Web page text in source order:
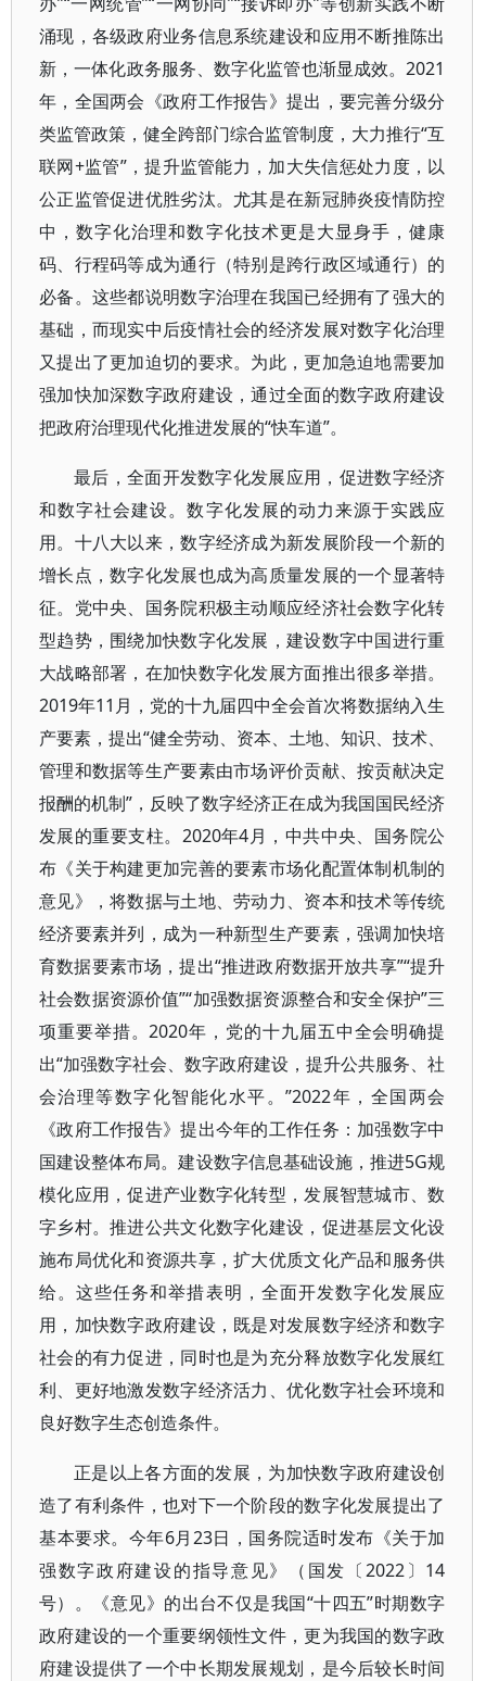
涌现，各级政府业务信息系统建设和应用不断推陈出
新，一体化政务服务、数字化监管也渐显成效。2021
年，全国两会《政府工作报告》提出，要完善分级分
类监管政策，健全跨部门综合监管制度，大力推行“互
联网+监管”，提升监管能力，加大失信惩处力度，以
公正监管促进优胜劣汰。尤其是在新冠肺炎疫情防控
中，数字化治理和数字化技术更是大显身手，健康
码、行程码等成为通行（特别是跨行政区域通行）的
必备。这些都说明数字治理在我国已经拥有了强大的
基础，而现实中后疫情社会的经济发展对数字化治理
又提出了更加迫切的要求。为此，更加急迫地需要加
强加快加深数字政府建设，通过全面的数字政府建设
把政府治理现代化推进发展的“快车道”。
最后，全面开发数字化发展应用，促进数字经济
和数字社会建设。数字化发展的动力来源于实践应
用。十八大以来，数字经济成为新发展阶段一个新的
增长点，数字化发展也成为高质量发展的一个显著特
征。党中央、国务院积极主动顺应经济社会数字化转
型趋势，围绕加快数字化发展，建设数字中国进行重
大战略部署，在加快数字化发展方面推出很多举措。
2019年11月，党的十九届四中全会首次将数据纳入生
产要素，提出“健全劳动、资本、土地、知识、技术、
管理和数据等生产要素由市场评价贡献、按贡献决定
报酬的机制”，反映了数字经济正在成为我国国民经济
发展的重要支柱。2020年4月，中共中央、国务院公
布《关于构建更加完善的要素市场化配置体制机制的
意见》，将数据与土地、劳动力、资本和技术等传统
经济要素并列，成为一种新型生产要素，强调加快培
育数据要素市场，提出“推进政府数据开放共享”“提升
社会数据资源价值”“加强数据资源整合和安全保护”三
项重要举措。2020年，党的十九届五中全会明确提
出“加强数字社会、数字政府建设，提升公共服务、社
会治理等数字化智能化水平。”2022年，全国两会
《政府工作报告》提出今年的工作任务：加强数字中
国建设整体布局。建设数字信息基础设施，推进5G规
模化应用，促进产业数字化转型，发展智慧城市、数
字乡村。推进公共文化数字化建设，促进基层文化设
施布局优化和资源共享，扩大优质文化产品和服务供
给。这些任务和举措表明，全面开发数字化发展应
用，加快数字政府建设，既是对发展数字经济和数字
社会的有力促进，同时也是为充分释放数字化发展红
利、更好地激发数字经济活力、优化数字社会环境和
良好数字生态创造条件。
正是以上各方面的发展，为加快数字政府建设创
造了有利条件，也对下一个阶段的数字化发展提出了
基本要求。今年6月23日，国务院适时发布《关于加
强数字政府建设的指导意见》（国发〔2022〕14
号）。《意见》的出台不仅是我国“十四五”时期数字
政府建设的一个重要纲领性文件，更为我国的数字政
府建设提供了一个中长期发展规划，是今后较长时间